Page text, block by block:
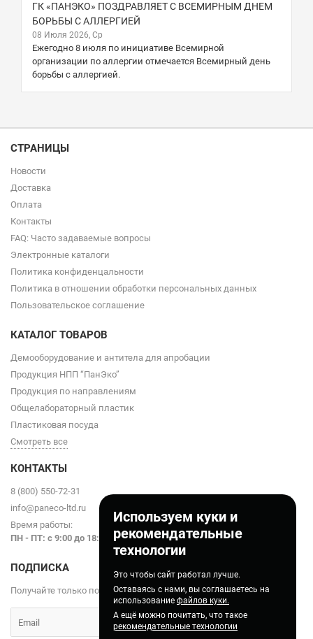
Используем куки и
рекомендательные
технологии
Это чтобы сайт работал лучше.
Оставаясь с нами, вы соглашаетесь на
использование файлов куки.
А ещё можно почитать, что такое
рекомендательные технологии
ГК «ПАНЭКО» ПОЗДРАВЛЯЕТ С ВСЕМИРНЫМ ДНЕМ
БОРЬБЫ С АЛЛЕРГИЕЙ
08 Июля 2026, Ср
Ежегодно 8 июля по инициативе Всемирной
организации по аллергии отмечается Всемирный день
борьбы с аллергией.
СТРАНИЦЫ
Новости
Доставка
Оплата
Контакты
FAQ: Часто задаваемые вопросы
Электронные каталоги
Политика конфиденцальности
Политика в отношении обработки персональных данных
Пользовательское соглашение
КАТАЛОГ ТОВАРОВ
Демооборудование и антитела для апробации
Продукция НПП “ПанЭко”
Продукция по направлениям
Общелабораторный пластик
Пластиковая посуда
Смотреть все
КОНТАКТЫ
8 (800) 550-72-31
info@paneco-ltd.ru
Время работы:
ПН - ПТ: с 9:00 до 18:00
ПОДПИСКА
Получайте только полезные статьи!